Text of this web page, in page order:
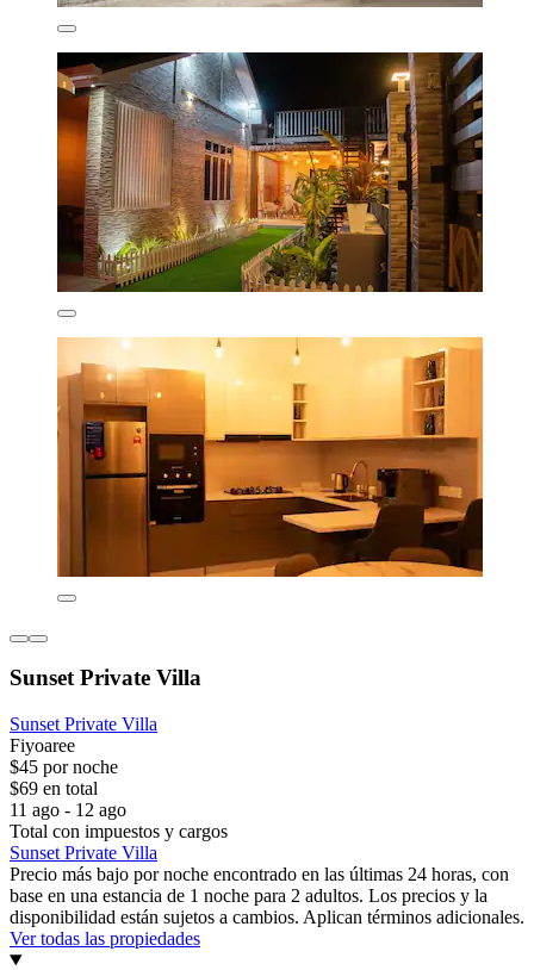
Sunset Private Villa
Sunset Private Villa
Fiyoaree
$45 por noche
$69 en total
11 ago - 12 ago
Total con impuestos y cargos
Sunset Private Villa
Precio más bajo por noche encontrado en las últimas 24 horas, con
base en una estancia de 1 noche para 2 adultos. Los precios y la
disponibilidad están sujetos a cambios. Aplican términos adicionales.
Ver todas las propiedades